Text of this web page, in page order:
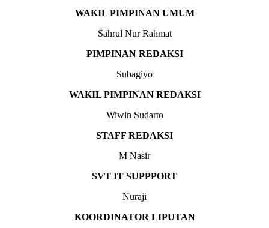
WAKIL PIMPINAN UMUM
Sahrul Nur Rahmat
PIMPINAN REDAKSI
Subagiyo
WAKIL PIMPINAN REDAKSI
Wiwin Sudarto
STAFF REDAKSI
M Nasir
SVT IT SUPPPORT
Nuraji
KOORDINATOR LIPUTAN